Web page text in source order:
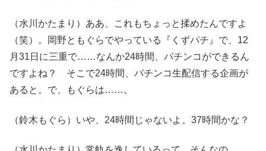
（水川かたまり）ああ、これもちょっと揉めたんですよ
（笑）。岡野ともぐらでやっている『くずパチ』で、12
月31日に三重で……なんか24時間、パチンコができるん
ですよね？ そこで24時間、パチンコ生配信する企画が
あると。で、もぐらは……。
（鈴木もぐら）いや、24時間じゃないよ。37時間かな？